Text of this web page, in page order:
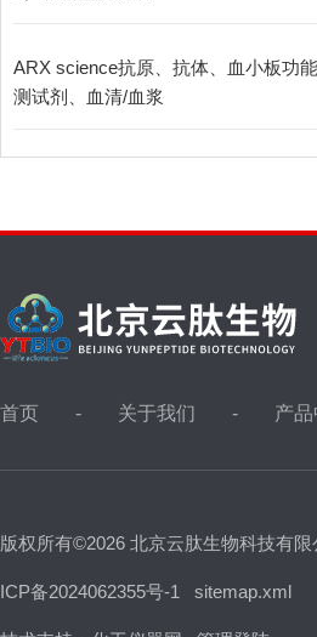
ARX science抗原、抗体、血小板功
测试剂、血清/血浆
首页 关于我们 产
版权所有©2026 北京云肽生物科技有
ICP备2024062355号-1 sitemap.xml